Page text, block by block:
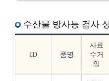
수산물 방사능 검사
ID 품명
사료
수거
일